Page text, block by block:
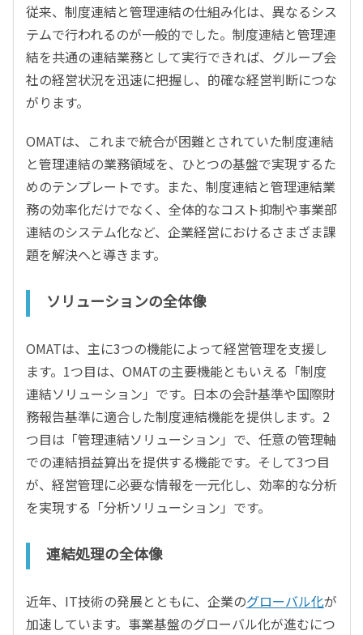
従来、制度連結と管理連結の仕組み化は、異なるシス
テムで行われるのが一般的でした。制度連結と管理連
結を共通の連結業務として実行できれば、グループ会
社の経営状況を迅速に把握し、的確な経営判断につな
がります。
OMATは、これまで統合が困難とされていた制度連結
と管理連結の業務領域を、ひとつの基盤で実現するた
めのテンプレートです。また、制度連結と管理連結業
務の効率化だけでなく、全体的なコスト抑制や事業部
連結のシステム化など、企業経営におけるさまざま課
題を解決へと導きます。
ソリューションの全体像
OMATは、主に3つの機能によって経営管理を支援し
ます。1つ目は、OMATの主要機能ともいえる「制度
連結ソリューション」です。日本の会計基準や国際財
務報告基準に適合した制度連結機能を提供します。2
つ目は「管理連結ソリューション」で、任意の管理軸
での連結損益算出を提供する機能です。そして3つ目
が、経営管理に必要な情報を一元化し、効率的な分析
を実現する「分析ソリューション」です。
連結処理の全体像
近年、IT技術の発展とともに、企業のグローバル化が
加速しています。事業基盤のグローバル化が進むにつ